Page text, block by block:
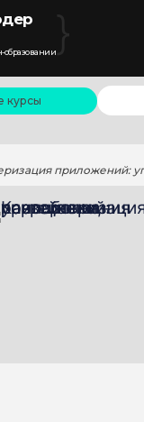
образовании}
курсы
приложений: упрощение